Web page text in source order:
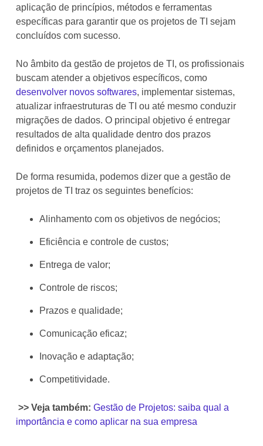
aplicação de princípios, métodos e ferramentas
específicas para garantir que os projetos de TI sejam
concluídos com sucesso.
No âmbito da gestão de projetos de TI, os profissionais
buscam atender a objetivos específicos, como
desenvolver novos softwares, implementar sistemas,
atualizar infraestruturas de TI ou até mesmo conduzir
migrações de dados. O principal objetivo é entregar
resultados de alta qualidade dentro dos prazos
definidos e orçamentos planejados.
De forma resumida, podemos dizer que a gestão de
projetos de TI traz os seguintes benefícios:
Alinhamento com os objetivos de negócios;
Eficiência e controle de custos;
Entrega de valor;
Controle de riscos;
Prazos e qualidade;
Comunicação eficaz;
Inovação e adaptação;
Competitividade.
>> Veja também: Gestão de Projetos: saiba qual a
importância e como aplicar na sua empresa